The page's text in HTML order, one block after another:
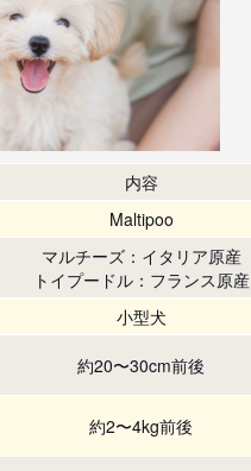
内容
Maltipoo
マルチーズ：イタリア原産
トイプードル：フランス原産
小型犬
約20〜30cm前後
約2〜4kg前後